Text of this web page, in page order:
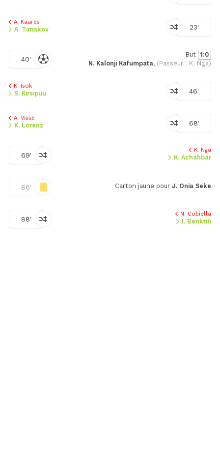
23'
A. Kaares
A. Timakov
40'
But 1:0
N. Kalonji Kafumpata, (Passeur : K. Nga)
46'
K. Isok
S. Kirsipuu
68'
A. Visse
K. Lorenz
69'
K. Nga
K. Achahbar
86' Carton jaune pour J. Onia Seke
88'
N. Cobiella
I. Benktib